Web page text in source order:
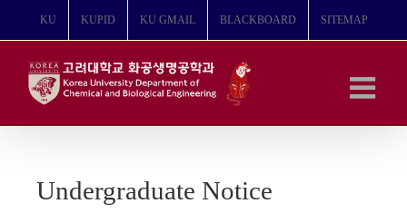
뛰
KU KUPID KU GMAIL BLACKBOARD SITEMAP
Undergraduate Notice